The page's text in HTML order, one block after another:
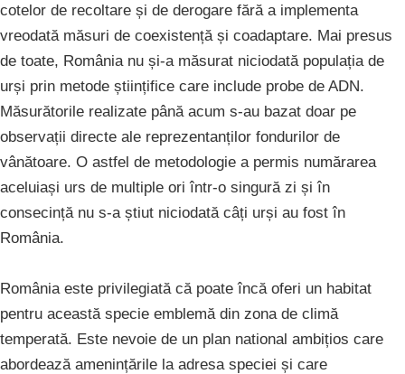
cotelor de recoltare și de derogare fără a implementa
vreodată măsuri de coexistență și coadaptare. Mai presus
de toate, România nu și-a măsurat niciodată populația de
urși prin metode științifice care include probe de ADN.
Măsurătorile realizate până acum s-au bazat doar pe
observații directe ale reprezentanților fondurilor de
vânătoare. O astfel de metodologie a permis numărarea
aceluiași urs de multiple ori într-o singură zi și în
consecință nu s-a știut niciodată câți urși au fost în
România.
România este privilegiată că poate încă oferi un habitat
pentru această specie emblemă din zona de climă
temperată. Este nevoie de un plan national ambițios care
abordează amenințările la adresa speciei și care